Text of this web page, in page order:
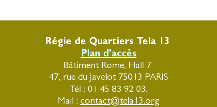
Régie de Quartiers Tela 13
Plan d'accès
Bâtiment Rome, Hall 7
47, rue du Javelot 75013 PARIS
Tél : 01 45 83 92 03.
Mail : contact@tela13.org